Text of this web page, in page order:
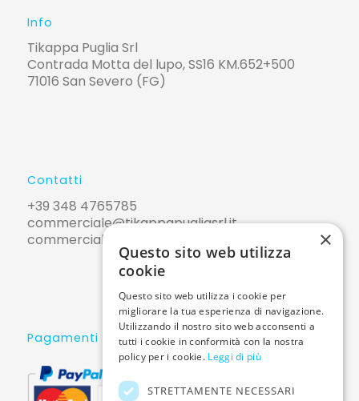
Info
Tikappa Puglia Srl
Contrada Motta del lupo, SS16 KM.652+500
71016 San Severo (FG)
Contatti
+39 348 4765785
commerciale@tikappapugliasrl.it
commerciale@pec.tikappapugliasrl.it
Pagamenti sicuri
×
Questo sito web utilizza
cookie
Questo sito web utilizza i cookie per
migliorare la tua esperienza di navigazione.
Utilizzando il nostro sito web acconsenti a
tutti i cookie in conformità con la nostra
policy per i cookie. Leggi di più
STRETTAMENTE NECESSARI